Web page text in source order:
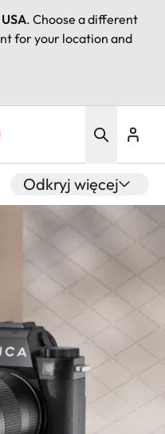
USA. Choose a different
for your location and
Odkryj więcej